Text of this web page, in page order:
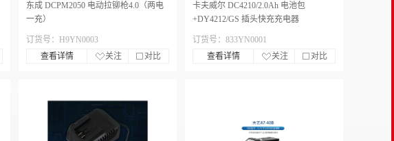
东成 DCPM2050 电动拉铆枪4.0（两电
一充）
订货号：H9YN0003
查看详情
关注 对比
卡夫威尔 DC4210/2.0Ah 电池包
+DY4212/GS 插头快充充电器
订货号：833YN0001
查看详情
关注 对比